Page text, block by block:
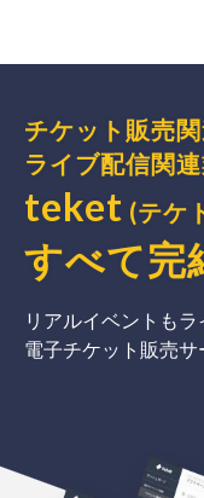
チケット販売関
ライブ配信関連
teket (テケ
すべて完
リアルイベントも
電子チケット販売サ